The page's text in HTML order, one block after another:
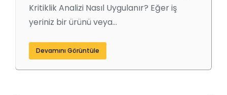
Kritiklik Analizi Nasıl Uygulanır? Eğer iş
yeriniz bir ürünü veya…
Devamını Görüntüle